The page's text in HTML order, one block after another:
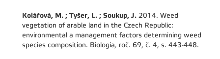
Kolářová, M. ; Tyšer, L. ; Soukup, J. 2014. Weed
vegetation of arable land in the Czech Republic:
environmental a management factors determining weed
species composition. Biologia, roč. 69, č. 4, s. 443-448.